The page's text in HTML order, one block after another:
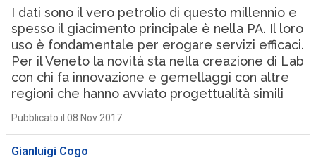
I dati sono il vero petrolio di questo millennio e
spesso il giacimento principale è nella PA. Il loro
uso è fondamentale per erogare servizi efficaci.
Per il Veneto la novità sta nella creazione di Lab
con chi fa innovazione e gemellaggi con altre
regioni che hanno avviato progettualità simili
Pubblicato il 08 Nov 2017
Gianluigi Cogo